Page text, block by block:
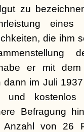
zu
eines
die ihm
er mit
im Juli
und
Befragung
von 26